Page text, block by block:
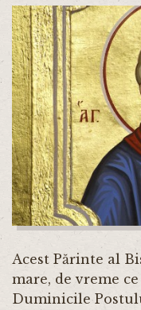
Acest Părinte al
mare, de vreme
Duminicile